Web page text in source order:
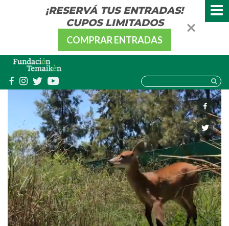
¡RESERVÁ TUS ENTRADAS!
CUPOS LIMITADOS
COMPRAR ENTRADAS